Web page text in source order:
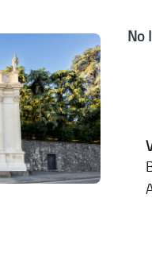
No